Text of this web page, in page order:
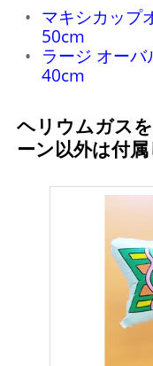
マキシカップ
50cm
ラージ オー
40cm
ヘリウムガス
ーン以外は付